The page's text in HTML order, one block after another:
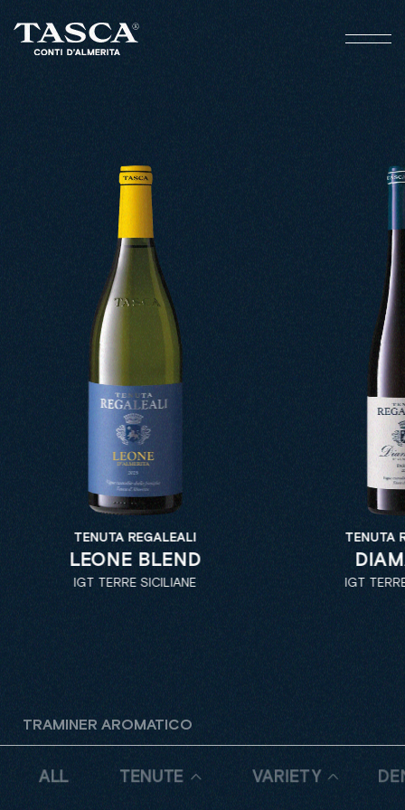
TENUTA REGALEALI
LEONE BLEND
IGT TERRE SICILIANE
TENUTA
IGT
TRAMINER AROMATICO
ALL TENUTE VARIETY